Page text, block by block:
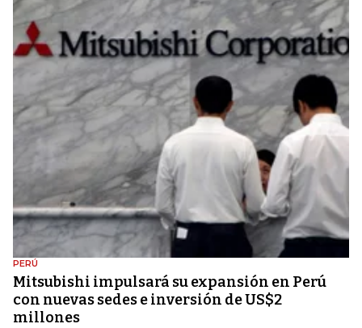
PERÚ
Mitsubishi impulsará su expansión en Perú
con nuevas sedes e inversión de US$2
millones